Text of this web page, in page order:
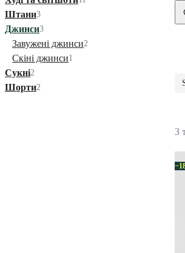
Штани3
Джинси3
Завужені джинси2
Скіні джинси1
Сукні2
Шорти2
3